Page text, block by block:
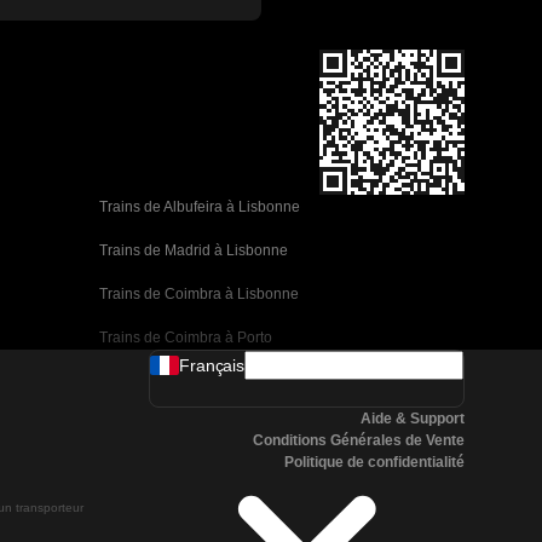
Trains de Albufeira à Lisbonne
Trains de Madrid à Lisbonne
Trains de Coimbra à Lisbonne
Trains de Coimbra à Porto
Trains de Valence à Barcelone
Trains de Malaga à Barcelone
Trains de Malaga à Madrid
transporteur
Français
Aide & Support
Conditions Générales de Vente
Politique de confidentialité